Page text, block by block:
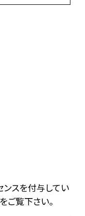
ンスを付与してい
をご覧下さい。